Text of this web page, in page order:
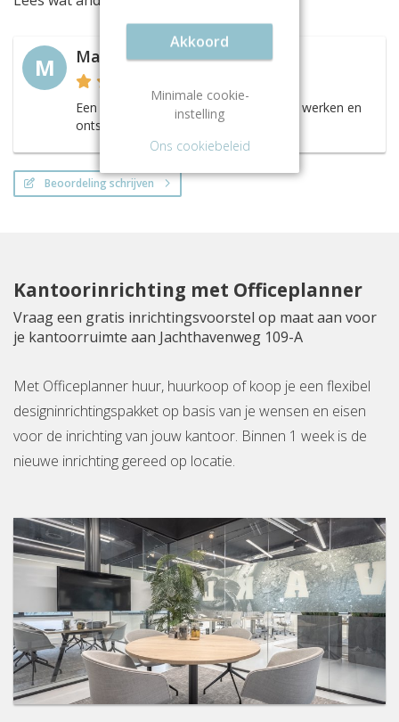
M Madeliefe
Een mooi zakelijk businesscenter waar werken en
ontspanning dicht bij elkaar komen!
Beoordeling schrijven
Kantoorinrichting met Officeplanner
Vraag een gratis inrichtingsvoorstel op maat aan voor
je kantoorruimte aan Jachthavenweg 109-A
Met Officeplanner huur, huurkoop of koop je een flexibel
designinrichtingspakket op basis van je wensen en eisen
voor de inrichting van jouw kantoor. Binnen 1 week is de
nieuwe inrichting gereed op locatie.
Akkoord
Minimale cookie-
instelling
Ons cookiebeleid